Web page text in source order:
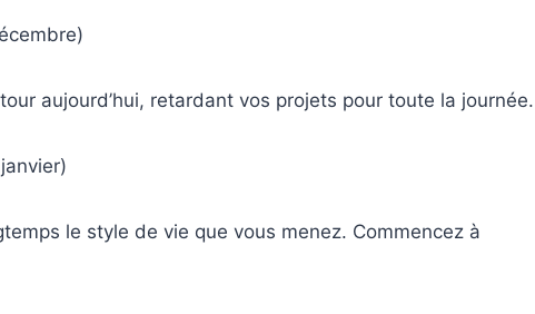
aujourd’hui, retardant vos projets pour toute la journée.
le style de vie que vous menez. Commencez à